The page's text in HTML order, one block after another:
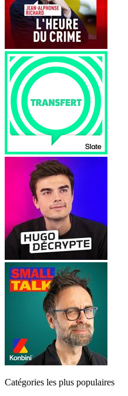
Catégories les plus populaires